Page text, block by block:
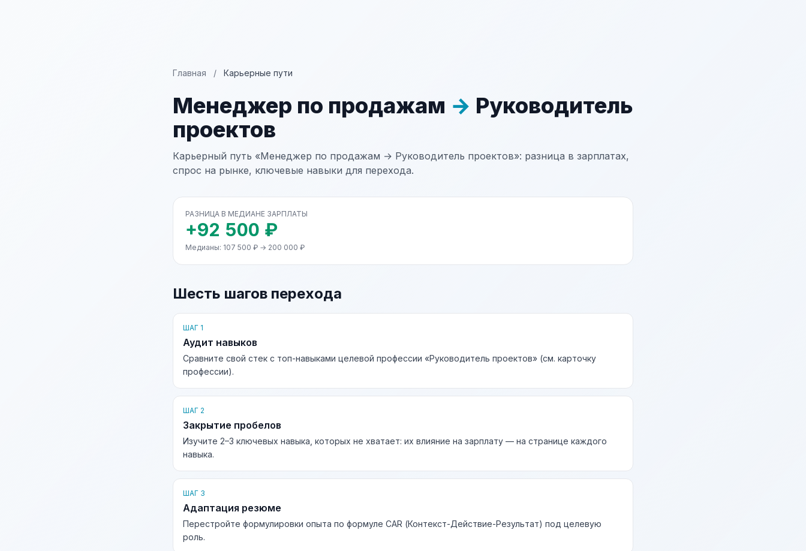
Главная / Карьерные пути
Менеджер по продажам → Руководитель
проектов
Карьерный путь «Менеджер по продажам → Руководитель проектов»: разница в зарплатах,
спрос на рынке, ключевые навыки для перехода.
РАЗНИЦА В МЕДИАНЕ ЗАРПЛАТЫ
+92 500 ₽
Медианы: 107 500 ₽ → 200 000 ₽
Шесть шагов перехода
ШАГ 1
Аудит навыков
Сравните свой стек с топ-навыками целевой профессии «Руководитель проектов» (см. карточку
профессии).
ШАГ 2
Закрытие пробелов
Изучите 2–3 ключевых навыка, которых не хватает: их влияние на зарплату — на странице каждого
навыка.
ШАГ 3
Адаптация резюме
Перестройте формулировки опыта по формуле CAR (Контекст-Действие-Результат) под целевую
роль.